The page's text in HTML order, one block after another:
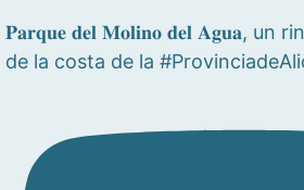
𝐏𝐚𝐫𝐪𝐮𝐞 𝐝𝐞𝐥 𝐌𝐨𝐥𝐢𝐧𝐨 𝐝𝐞𝐥 𝐀𝐠𝐮𝐚, un
de la costa de la